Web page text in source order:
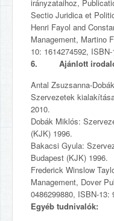
irányzataihoz,
Sectio Juridica et
Henri Fayol and
Management, Martino
10: 1614274592,
6. Ajánlott
Antal Zsuzsanna-
Szervezetek
2010.
Dobák Miklós:
(KJK) 1996.
Bakacsi Gyula:
Budapest (KJK) 1996.
Frederick Winslow
Management, Dover
0486299880, ISBN-13:
Egyéb tudnivalók: